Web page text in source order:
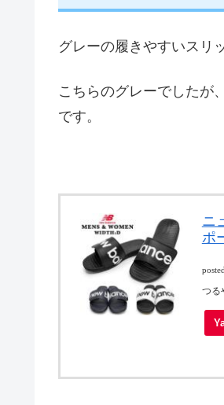
グレーの履きやすいスリ
こちらのグレーでしたが
です。
ニ
ポ
つる